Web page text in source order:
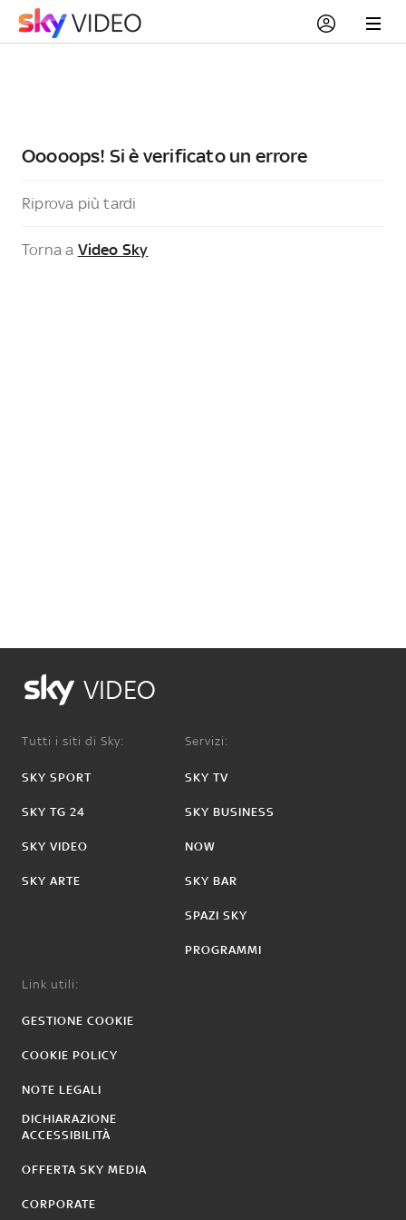
Ooooops! Si è verificato un errore
Riprova più tardi
Torna a Video Sky
VIDEO
Tutti i siti di Sky:
SKY SPORT
SKY TG 24
SKY VIDEO
SKY ARTE
Servizi:
SKY TV
SKY BUSINESS
NOW
SKY BAR
SPAZI SKY
PROGRAMMI
Link utili:
GESTIONE COOKIE
COOKIE POLICY
NOTE LEGALI
DICHIARAZIONE
ACCESSIBILITÀ
OFFERTA SKY MEDIA
CORPORATE